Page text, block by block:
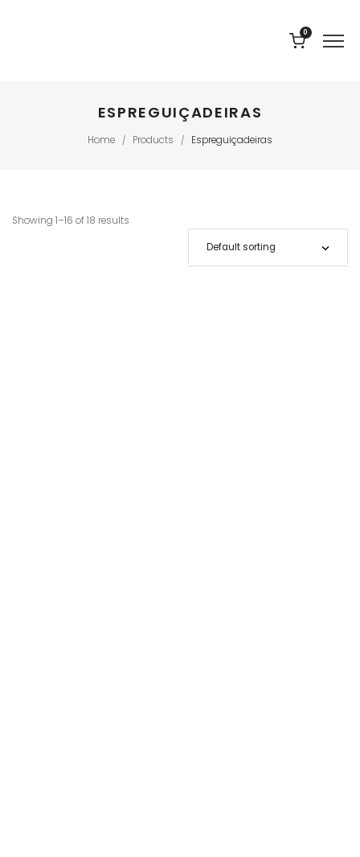
0
ESPREGUIÇADEIRAS
Home / Products / Espreguiçadeiras
Showing 1–16 of 18 results